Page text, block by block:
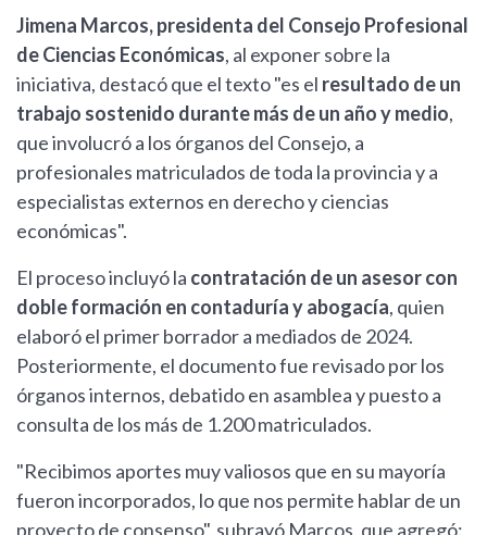
Jimena Marcos, presidenta del Consejo Profesional
de Ciencias Económicas, al exponer sobre la
iniciativa, destacó que el texto "es el resultado de un
trabajo sostenido durante más de un año y medio,
que involucró a los órganos del Consejo, a
profesionales matriculados de toda la provincia y a
especialistas externos en derecho y ciencias
económicas".
El proceso incluyó la contratación de un asesor con
doble formación en contaduría y abogacía, quien
elaboró el primer borrador a mediados de 2024.
Posteriormente, el documento fue revisado por los
órganos internos, debatido en asamblea y puesto a
consulta de los más de 1.200 matriculados.
"Recibimos aportes muy valiosos que en su mayoría
fueron incorporados, lo que nos permite hablar de un
proyecto de consenso", subrayó Marcos, que agregó: